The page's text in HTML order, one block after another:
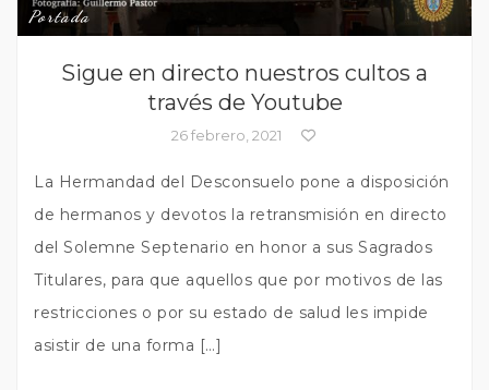
Portada
Sigue en directo nuestros cultos a
través de Youtube
26 febrero, 2021
La Hermandad del Desconsuelo pone a disposición
de hermanos y devotos la retransmisión en directo
del Solemne Septenario en honor a sus Sagrados
Titulares, para que aquellos que por motivos de las
restricciones o por su estado de salud les impide
asistir de una forma […]